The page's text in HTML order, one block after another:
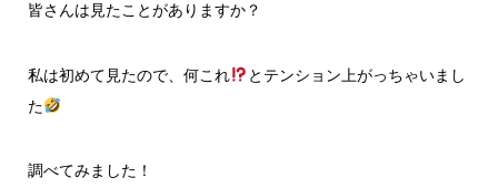
皆さんは見たことがありますか？
私は初めて見たので、何これ
とテンション上がっちゃいまし
た
調べてみました！